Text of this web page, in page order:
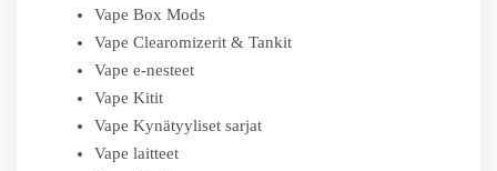
Vape Box Mods
Vape Clearomizerit & Tankit
Vape e-nesteet
Vape Kitit
Vape Kynätyyliset sarjat
Vape laitteet